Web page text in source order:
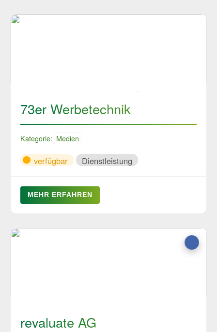
73er Werbetechnik
Kategorie: Medien
verfügbar Dienstleistung
MEHR ERFAHREN
revaluate AG